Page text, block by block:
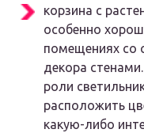
корзина с
особенно
помещениях со
декора
роли
расположить
какую-либо